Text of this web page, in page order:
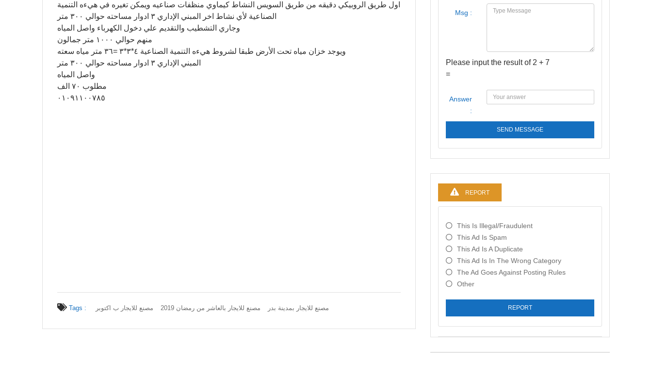
اول طريق الروبيكي دقيقه من طريق السويس النشاط كيماوي منظفات صناعيه ويمكن تغيره في هيءه التنمية
الصناعية لأي نشاط اخر المبني الإداري ٣ ادوار مساحته حوالي ٣٠٠ متر
وجاري التشطيب والتقديم علي دخول الكهرباء واصل المياه
منهم حوالي ١٠٠٠ متر جمالون
ويوجد خزان مياه تحت الأرض طبقا لشروط هيءه التنمية الصناعية ٤*٣*٣ =٣٦ متر مياه سعته
المبني الإداري ٣ ادوار مساحته حوالي ٣٠٠ متر
واصل المياه
مطلوب ٧٠ الف
٠١٠٩١١٠٠٧٨٥
Tags : مصنع للايجار بمدينة بدر مصنع للايجار بالعاشر من رمضان 2019 مصنع للايجار ب اكتوبر
Msg :
Please input the result of 2 + 7
=
Answer
:
SEND MESSAGE
REPORT
This Is Illegal/fraudulent
This Ad Is Spam
This Ad Is A Duplicate
This Ad Is In The Wrong Category
The Ad Goes Against Posting Rules
Other
REPORT